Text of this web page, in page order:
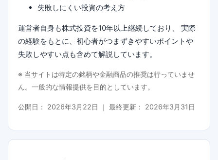
失敗しにくい投資の考え方
運営者自身も株式投資を10年以上継続しており、 実際
の経験をもとに、初心者がつまずきやすいポイントや
失敗しやすい点も含めて解説しています。
※ 当サイトは特定の銘柄や金融商品の推奨は行っていませ
ん。一般的な情報提供を目的としています。
公開日： 2026年3月22日 ｜ 最終更新： 2026年3月31日